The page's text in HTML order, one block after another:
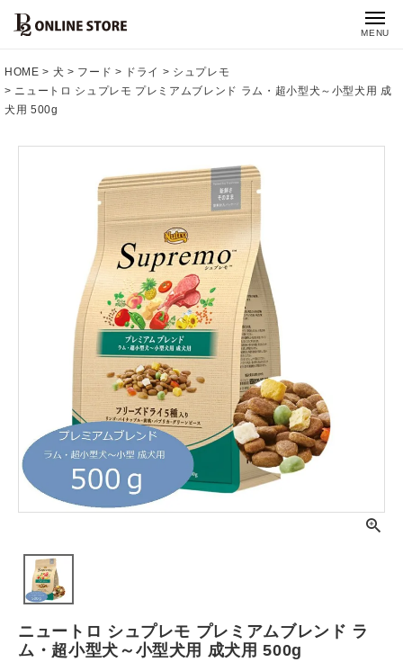
MENU
HOME 犬 フード ドライ
シュプレモ
ニュートロ シュプレモ プレミアムブレンド ラム・超小型犬～小型犬用 成
犬用 500g
ニュートロ シュプレモ プレミアムブレンド ラ
ム・超小型犬～小型犬用 成犬用 500g